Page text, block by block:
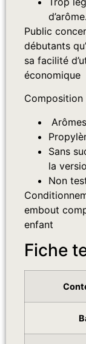
d’arôme.
Public
débutants
sa facilité
économique
Composition
Sans
la
Non
embout
enfant
Fiche